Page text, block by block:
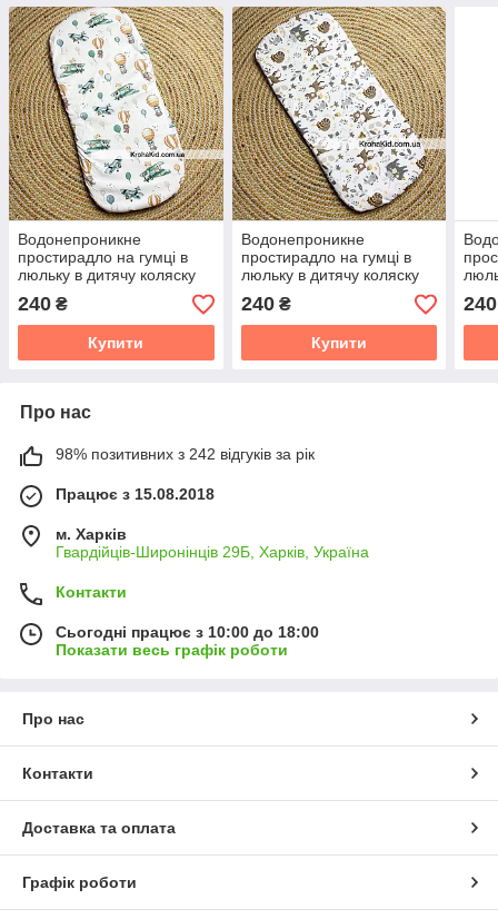
Водонепроникне
простирадло на гумці в
люльку в дитячу коляску
240 ₴
Купити
Водонепроникне
простирадло на гумці в
люльку в дитячу коляску
240₴
Купити
240
Про нас
98% позитивних з 242 відгуків за рік
Працює з 15.08.2018
м. Харків
Гвардійців-Широнінців 29Б, Харків, Україна
Контакти
Сьогодні працює з 10:00 до 18:00
Показати весь графік роботи
Про нас
Контакти
Доставка та оплата
Графік роботи